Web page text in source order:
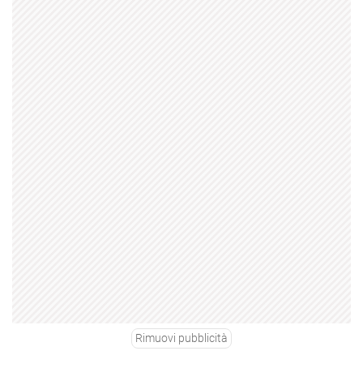
Rimuovi pubblicità